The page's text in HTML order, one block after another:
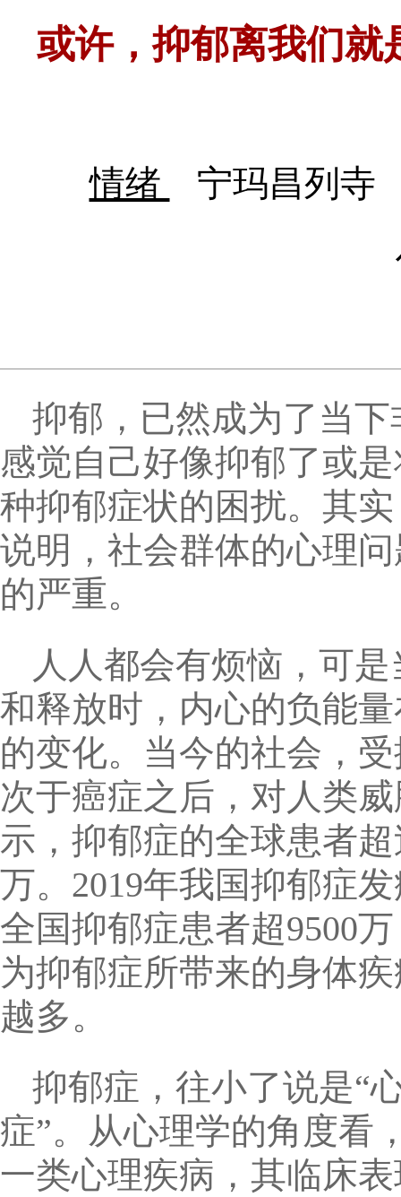
或许，抑郁离我们就
情绪
宁玛昌列寺
抑郁，已然成为了当
感觉自己好像抑郁了或
种抑郁症状的困扰。其
说明，社会群体的心理
的严重。
人人都会有烦恼，可
和释放时，内心的负能
的变化。当今的社会，
次于癌症之后，对人类
示，抑郁症的全球患者
万。2019年我国抑郁症
全国抑郁症患者超9500
为抑郁症所带来的身体
越多。
抑郁症，往小了说是“
症”。从心理学的角度看
一类心理疾病，其临床